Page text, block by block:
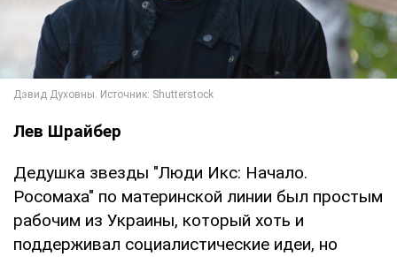
Лев Шрайбер
Дедушка звезды "Люди Икс: Начало.
Росомаха" по материнской линии был простым
рабочим из Украины, который хоть и
поддерживал социалистические идеи, но